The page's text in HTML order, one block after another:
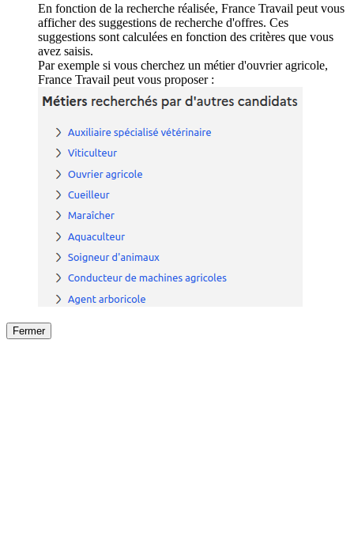
En fonction de la recherche réalisée, France Travail peut vous
afficher des suggestions de recherche d'offres. Ces
suggestions sont calculées en fonction des critères que vous
avez saisis.
Par exemple si vous cherchez un métier d'ouvrier agricole,
France Travail peut vous proposer :
Fermer